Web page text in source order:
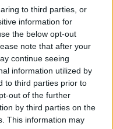
to third parties, or
information for
the below opt-out
note that after your
continue seeing
information utilized by
to third parties prior to
out of the further
by third parties on the
This information may